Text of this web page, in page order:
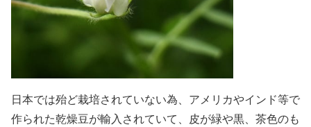
日本では殆ど栽培されていない為、アメリカやインド等で
作られた乾燥豆が輸入されていて、皮が緑や黒、茶色のも